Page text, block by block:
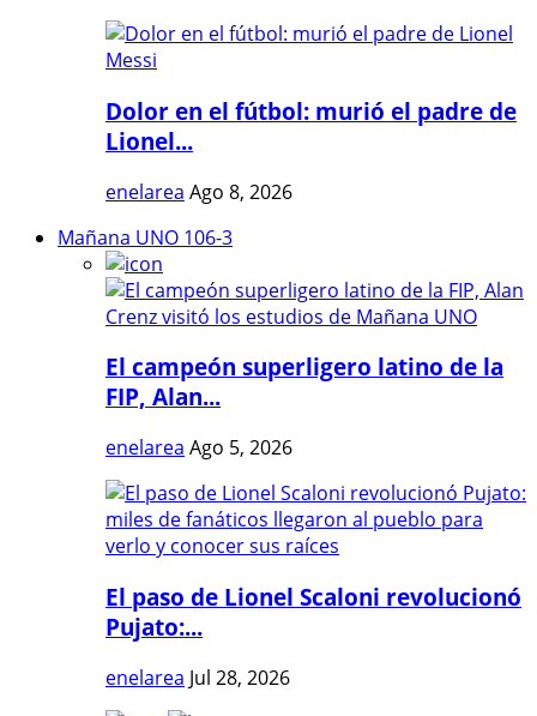
Dolor en el fútbol: murió el padre de
Lionel...
enelarea Ago 8, 2026
Mañana UNO 106-3
El campeón superligero latino de la
FIP, Alan...
enelarea Ago 5, 2026
El paso de Lionel Scaloni revolucionó
Pujato:...
enelarea Jul 28, 2026